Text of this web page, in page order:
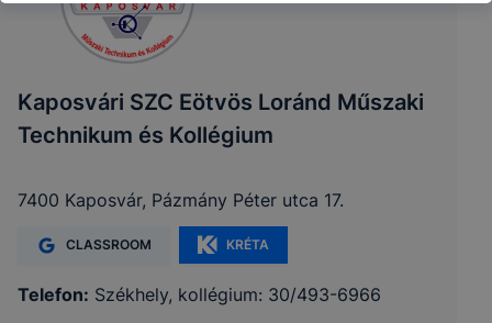
Kaposvári SZC Eötvös Loránd Műszaki
Technikum és Kollégium
7400 Kaposvár, Pázmány Péter utca 17.
CLASSROOM KRÉTA
Telefon: Székhely, kollégium: 30/493-6966